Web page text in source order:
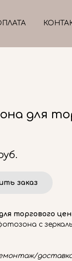
для
заказ
торгового
с
доставка